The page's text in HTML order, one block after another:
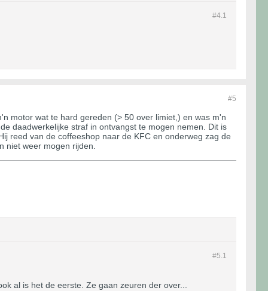
#4.1
#5
motor wat te hard gereden (> 50 over limiet,) en was m'n
daadwerkelijke straf in ontvangst te mogen nemen. Dit is
reed van de coffeeshop naar de KFC en onderweg zag de
niet weer mogen rijden.
#5.1
al is het de eerste. Ze gaan zeuren der over...